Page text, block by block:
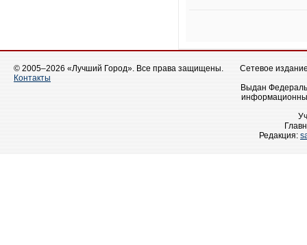
© 2005–2026 «Лучший Город». Все права защищены.
Контакты
Сетевое
Выдан
Редакция: